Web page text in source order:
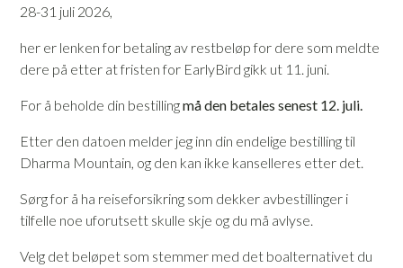
28-31 juli 2026,
her er lenken for betaling av restbeløp for dere som meldte
dere på etter at fristen for EarlyBird gikk ut 11. juni.
For å beholde din bestillingmå den betales senest 12. juli.
Etter den datoen melder jeg inn din endelige bestilling til
Dharma Mountain, og den kan ikke kanselleres etter det.
Sørg for å ha reiseforsikring som dekker avbestillinger i
tilfelle noe uforutsett skulle skje og du må avlyse.
Velg det beløpet som stemmer med det boalternativet du